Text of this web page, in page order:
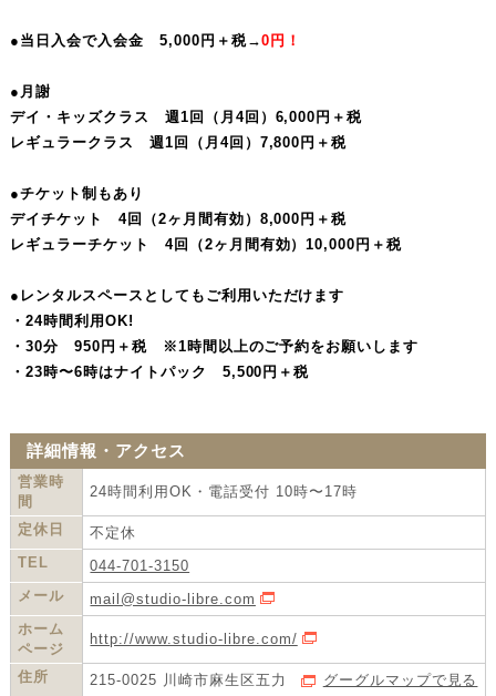
●当日入会で入会金 5,000円＋税→0円！
●月謝
デイ・キッズクラス 週1回（月4回）6,000円＋税
レギュラークラス 週1回（月4回）7,800円＋税
●チケット制もあり
デイチケット 4回（2ヶ月間有効）8,000円＋税
レギュラーチケット 4回（2ヶ月間有効）10,000円＋税
●レンタルスペースとしてもご利用いただけます
・24時間利用OK!
・30分 950円＋税 ※1時間以上のご予約をお願いします
・23時〜6時はナイトパック 5,500円＋税
詳細情報・アクセス
営業時
間
24時間利用OK・電話受付 10時〜17時
定休日
不定休
TEL
044­-701-3150
メール
mail@studio-libre.com
メーラーを開く
ホーム
ページ
http://www.studio-libre.com/
HPを開く
住所
グーグルマップで見る
215-0025 川崎市麻生区五力